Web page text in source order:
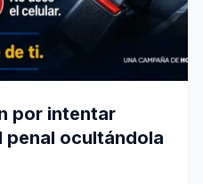
por intentar
ocultándola